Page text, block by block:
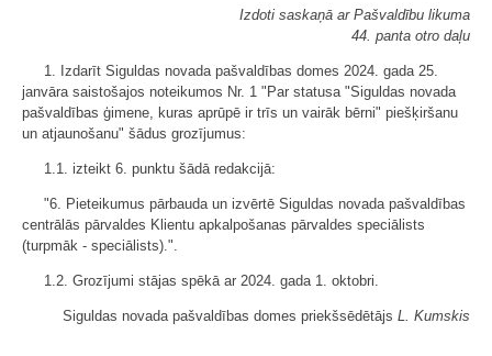
Izdoti saskaņā ar Pašvaldību likuma
44. panta otro daļu
1. Izdarīt Siguldas novada pašvaldības domes 2024. gada 25.
janvāra saistošajos noteikumos Nr. 1 "Par statusa "Siguldas novada
pašvaldības ģimene, kuras aprūpē ir trīs un vairāk bērni" piešķiršanu
un atjaunošanu" šādus grozījumus:
1.1. izteikt 6. punktu šādā redakcijā:
"6. Pieteikumus pārbauda un izvērtē Siguldas novada pašvaldības
centrālās pārvaldes Klientu apkalpošanas pārvaldes speciālists
(turpmāk - speciālists).".
1.2. Grozījumi stājas spēkā ar 2024. gada 1. oktobri.
Siguldas novada pašvaldības domes priekšsēdētājs L. Kumskis